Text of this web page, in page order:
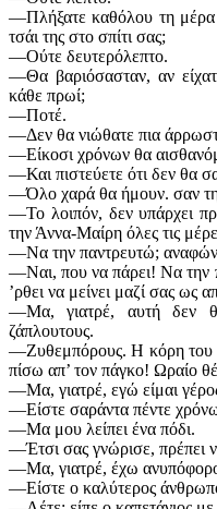
—Πλήξατε καθόλου τη
τσάι της στο σπίτι σας;
—Ούτε δευτερόλεπτο.
—Θα βαριόσασταν, αν
κάθε πρωί;
—Ποτέ.
—Δεν θα νιώθατε πια
—Είκοσι χρόνων θα
—Και πιστεύετε ότι δεν θα
—Όλο χαρά θα ήμουν. σαν
—Το λοιπόν, δεν υπάρχει
την Άννα-Μαίρη όλες τις
—Να την παντρευτώ;
—Ναι, που να πάρει! Να την
’ρθει να μείνει μαζί σας ως
—Μα, γιατρέ, αυτή δεν
ζάπλουτους.
—Ζυθεμπόρους. Η κόρη του
πίσω απ’ τον πάγκο! Ωραίο
—Μα, γιατρέ, εγώ είμαι
—Είστε σαράντα πέντε
—Μα μου λείπει ένα πόδι.
—Έτσι σας γνώρισε, πρέπει
—Μα, γιατρέ, έχω
—Είστε ο καλύτερος